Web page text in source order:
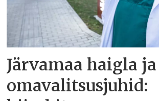
Järvamaa haigla ja
omavalitsusjuhid: